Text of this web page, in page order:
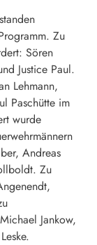
Zu
Sören
Justice Paul.
Lehmann,
Paschütte im
wurde
Andreas
Zu
Jankow,